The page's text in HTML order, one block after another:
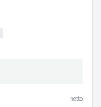
netto